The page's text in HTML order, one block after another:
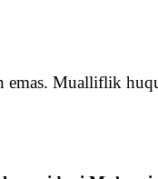
emas. Mualliflik